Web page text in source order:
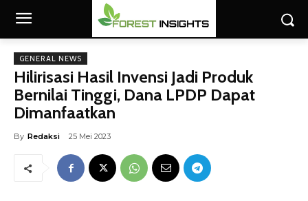
GENERAL NEWS
Hilirisasi Hasil Invensi Jadi Produk
Bernilai Tinggi, Dana LPDP Dapat
Dimanfaatkan
By Redaksi 25 Mei 2023